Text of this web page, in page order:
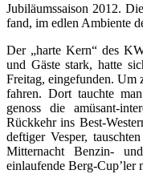
Jubiläumssaison 2012.
fand, im edlen Ambiente
Der „harte Kern“ des
und Gäste stark, hatte
Freitag, eingefunden. Um
fahren. Dort tauchte
genoss die amüsant-
Rückkehr ins Best-
deftiger Vesper,
Mitternacht Benzin-
einlaufende Berg-Cup’ler